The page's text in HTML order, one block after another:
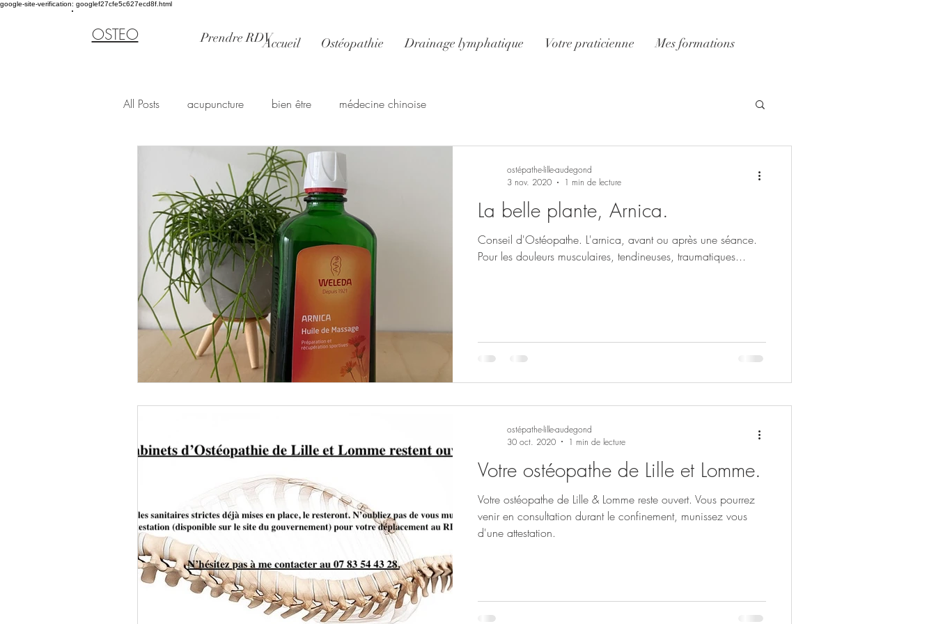
google-site-verification: googlef27cfe5c627ecd8f.html
OSTEO Prendre RDVAccueil Ostéopathie Drainage lymphatique Votre praticienne Mes formations
All Posts acupuncture bien être médecine chinoise
La belle plante, Arnica.
Conseil d'Ostéopathe. L'arnica, avant ou après une séance.
Pour les douleurs musculaires, tendineuses, traumatiques...
ostépathe-lille-audegond
3 nov. 2020
1 min de lecture
Votre ostéopathe de Lille et Lomme.
Votre ostéopathe de Lille & Lomme reste ouvert. Vous pourrez
venir en consultation durant le confinement, munissez vous
d'une attestation.
ostépathe-lille-audegond
30 oct. 2020
1 min de lecture